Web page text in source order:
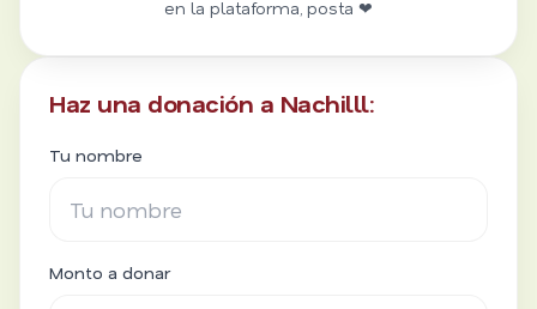
en la plataforma, posta ❤
Haz una donación a Nachilll:
Tu nombre
Monto a donar